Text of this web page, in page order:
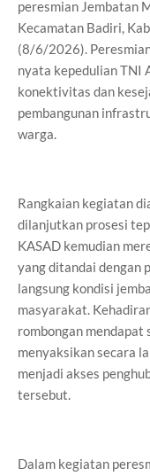
peresmian Jembatan
Kecamatan Badiri,
(8/6/2026).
nyata kepedulian TNI
konektivitas dan
pembangunan
warga.
Rangkaian kegiatan
dilanjutkan prosesi
KASAD kemudian
yang ditandai dengan
langsung kondisi
masyarakat.
rombongan
menyaksikan secara
menjadi akses
tersebut.
Dalam kegiatan